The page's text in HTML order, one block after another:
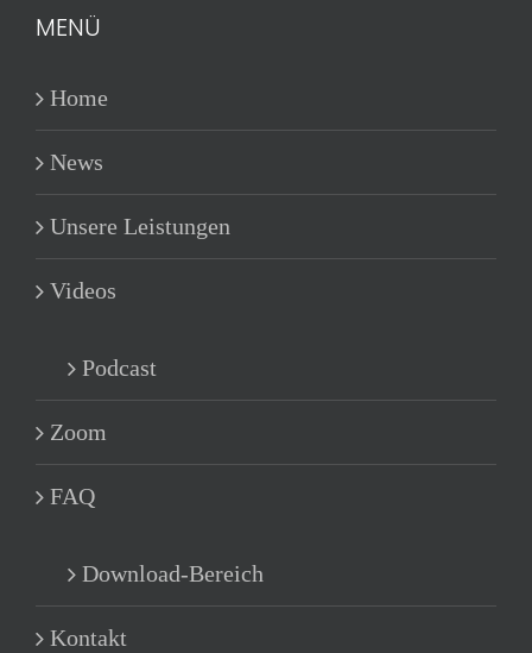
MENÜ
Home
News
Unsere Leistungen
Videos
Podcast
Zoom
FAQ
Download-Bereich
Kontakt